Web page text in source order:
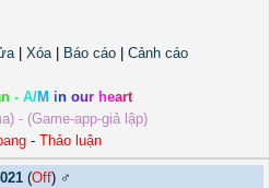
| Xóa| Báo cáo
Cảnh cáo
n - A/M in our heart
- (Game-app-giả lập)
- Thảo luận
(Off) ♂️